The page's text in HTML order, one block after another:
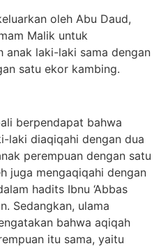
oleh Abu Daud,
Malik untuk
anak laki-laki sama dengan
satu ekor kambing.
berpendapat bahwa
laki diaqiqahi dengan dua
perempuan dengan satu
juga mengaqiqahi dengan
hadits Ibnu ‘Abbas
Sedangkan, ulama
bahwa aqiqah
itu sama, yaitu